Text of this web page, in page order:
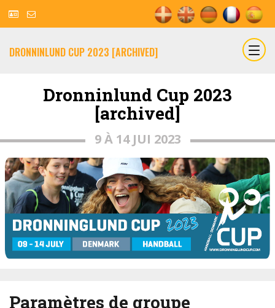
DRONNINLUND CUP 2023 [ARCHIVED]
Dronninlund Cup 2023
[archived]
9 À 14 JUI 2023
Paramètres de groupe